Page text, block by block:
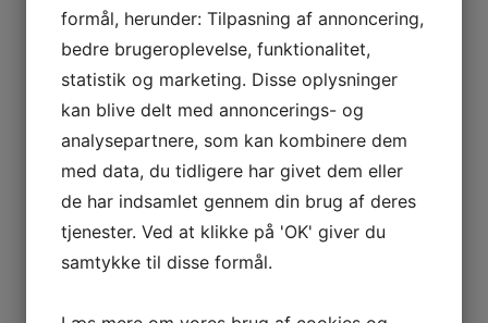
formål, herunder: Tilpasning af annoncering,
bedre brugeroplevelse, funktionalitet,
statistik og marketing. Disse oplysninger
kan blive delt med annoncerings- og
analysepartnere, som kan kombinere dem
med data, du tidligere har givet dem eller
de har indsamlet gennem din brug af deres
tjenester. Ved at klikke på 'OK' giver du
samtykke til disse formål.